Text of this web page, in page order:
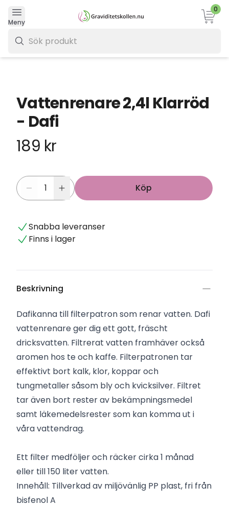
Meny
0
Vattenrenare 2,4l Klarröd
- Dafi
189 kr
Köp
Snabba leveranser
Finns i lager
Beskrivning
Dafikanna till filterpatron som renar vatten. Dafi
vattenrenare ger dig ett gott, fräscht
dricksvatten. Filtrerat vatten framhäver också
aromen hos te och kaffe. Filterpatronen tar
effektivt bort kalk, klor, koppar och
tungmetaller såsom bly och kvicksilver. Filtret
tar även bort rester av bekämpningsmedel
samt läkemedelsrester som kan komma ut i
våra vattendrag.
Ett filter medföljer och räcker cirka 1 månad
eller till 150 liter vatten.
Innehåll: Tillverkad av miljövänlig PP plast, fri från
bisfenol A